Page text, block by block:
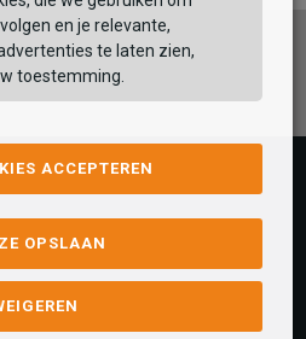
InstagramPinterest
en je relevante,
te laten zien,
toestemming.
ACCEPTEREN
OPSLAAN